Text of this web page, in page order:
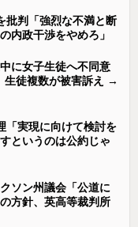
批判「強烈な不満と断
内政干渉をやめろ」
に女子生徒へ不同意
徒複数が被害訴え →
「実現に向けて検討を
というのは公約じゃ
ソン州議会「公道に
方針、英高等裁判所